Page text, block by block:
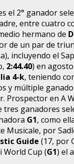
el 2° ganador
entre cuatro
hermano de
de un par de
incluyendo el
2:44.40) en
4-k, teniendo
y múltiple
Prospector en A
tres ganadores
G1, como
Musicale, por
Guide (17, por
World Cup (G1) el